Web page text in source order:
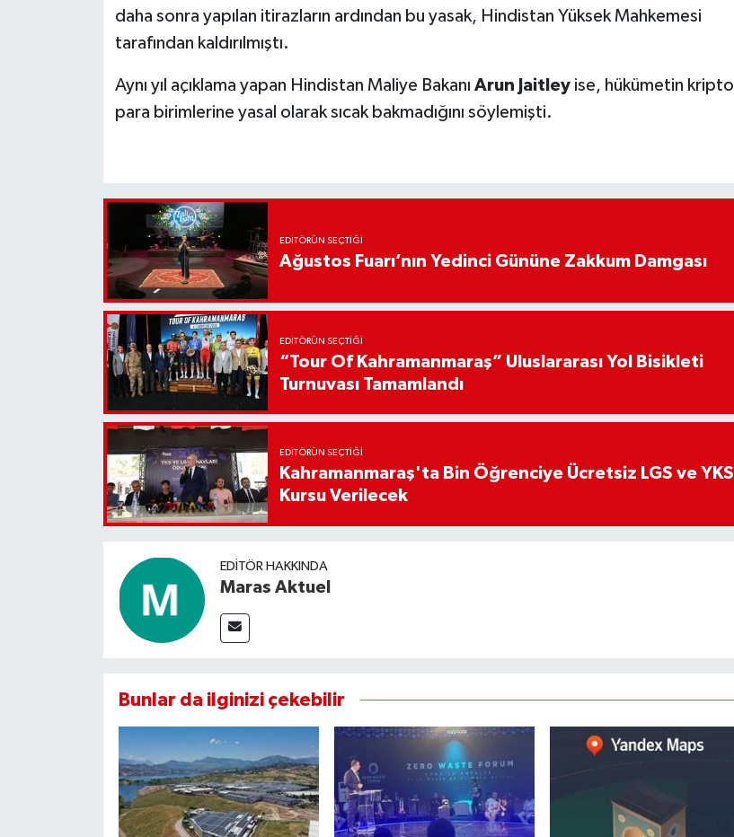
daha sonra yapılan itirazların ardından bu yasak, Hindistan Yüksek Mahkemesi
tarafından kaldırılmıştı.
Aynı yıl açıklama yapan Hindistan Maliye Bakanı Arun Jaitleyise, hükümetin kripto
para birimlerine yasal olarak sıcak bakmadığını söylemişti.
EDITÖRÜN SEÇTIĞI
Ağustos Fuarı’nın Yedinci Gününe Zakkum Damgası
EDITÖRÜN SEÇTIĞI
“Tour Of Kahramanmaraş” Uluslararası Yol Bisikleti
Turnuvası Tamamlandı
EDITÖRÜN SEÇTIĞI
Kahramanmaraş'ta Bin Öğrenciye Ücretsiz LGS ve YKS
Kursu Verilecek
EDITÖR HAKKINDA
Maras Aktuel
Bunlar da ilginizi çekebilir